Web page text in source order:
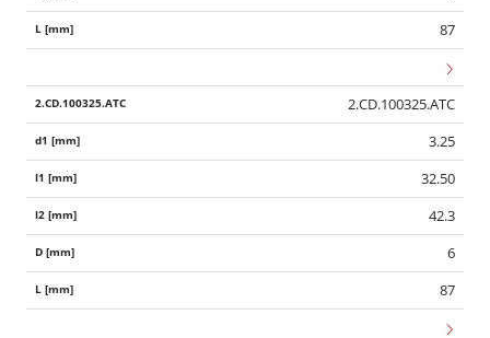
87
2.CD.100325.ATC
3.25
32.50
42.3
6
87